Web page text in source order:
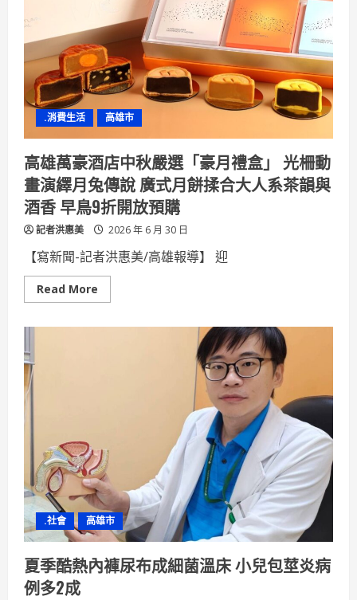
式
啟
動!
環
狀
輕
軌
C34
站
土
地
開
發
案
成
立
廉
政
平
102
億
投
康
.消費生活 高雄市
高雄萬豪酒店中秋嚴選「豪月禮盒」 光柵動
畫演繹月兔傳說 廣式月餅揉合大人系茶韻與
酒香 早鳥9折開放預購
記者洪惠美 2026 年 6 月 30 日
【寫新聞-記者洪惠美/高雄報導】 迎
Read More
more
禮
盒」
光
柵
動
畫
演
繹
月
兔
傳
說
.社會 高雄市
夏季酷熱內褲尿布成細菌溫床 小兒包莖炎病
例多2成